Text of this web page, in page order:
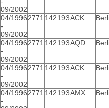
09/2002
04/1996
-
09/2002
2771142193ACK
04/1996
-
09/2002
2771142193AQD
04/1996
-
09/2002
2771142193ACK
04/1996
-
2771142193AMX